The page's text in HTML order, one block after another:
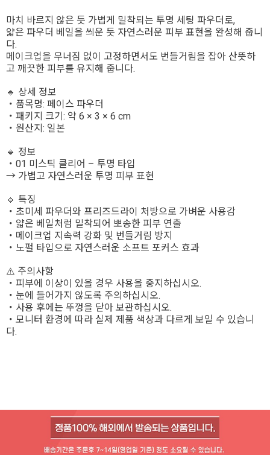
마치 바르지 않은 듯 가볍게 밀착되는 투명 세팅 파우더로,
얇은 파우더 베일을 씌운 듯 자연스러운 피부 표현을 완성해 줍니
다.
메이크업을 무너짐 없이 고정하면서도 번들거림을 잡아 산뜻하
고 깨끗한 피부를 유지해 줍니다.
🔹 상세 정보
・품목명: 페이스 파우더
・패키지 크기: 약 6 × 3 × 6 cm
・원산지: 일본
🔹 정보
・01 미스틱 클리어 – 투명 타입
→ 가볍고 자연스러운 투명 피부 표현
🔹 특징
・초미세 파우더와 프리즈드라이 처방으로 가벼운 사용감
・얇은 베일처럼 밀착되어 뽀송한 피부 연출
・메이크업 지속력 강화 및 번들거림 방지
・노펄 타입으로 자연스러운 소프트 포커스 효과
⚠️ 주의사항
・피부에 이상이 있을 경우 사용을 중지하십시오.
・눈에 들어가지 않도록 주의하십시오.
・사용 후에는 뚜껑을 닫아 보관하십시오.
・모니터 환경에 따라 실제 제품 색상과 다르게 보일 수 있습니
다.